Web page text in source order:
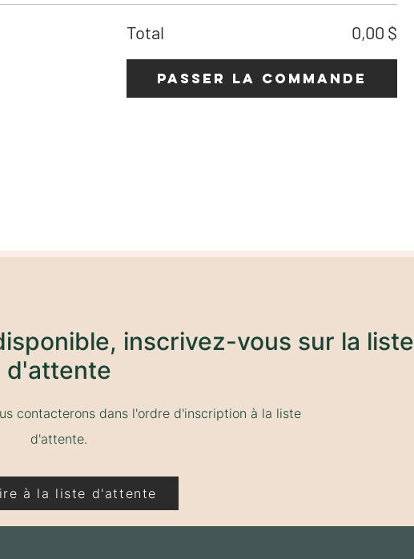
Total 0,00 $
Passer la commande
inscrivez-vous sur la liste
d'attente
contacterons dans l'ordre d'inscription à la liste
d'attente.
à la liste d'attente